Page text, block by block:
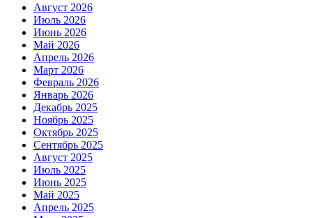
Август 2026
Июль 2026
Июнь 2026
Май 2026
Апрель 2026
Март 2026
Февраль 2026
Январь 2026
Декабрь 2025
Ноябрь 2025
Октябрь 2025
Сентябрь 2025
Август 2025
Июль 2025
Июнь 2025
Май 2025
Апрель 2025